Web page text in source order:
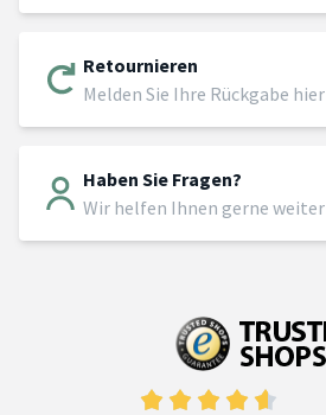
Retournieren
Melden Sie Ihre Rückgabe hier
Haben Sie Fragen?
Wir helfen Ihnen gerne weiter